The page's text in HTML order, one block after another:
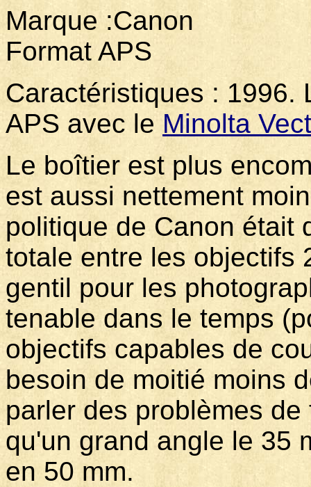
Marque
Format APS
Caractéristiques : 1996.
APS avec le Minolta
Le boîtier est plus
est aussi nettement
politique de Canon était
totale entre les objectifs
gentil pour les
tenable dans le temps
objectifs capables de
besoin de moitié moins
parler des problèmes
qu'un grand angle le 35
en 50 mm.